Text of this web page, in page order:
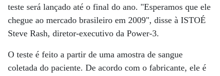
teste será lançado até o final do ano. "Esperamos que ele
chegue ao mercado brasileiro em 2009", disse à ISTOÉ
Steve Rash, diretor-executivo da Power-3.
O teste é feito a partir de uma amostra de sangue
coletada do paciente. De acordo com o fabricante, ele é